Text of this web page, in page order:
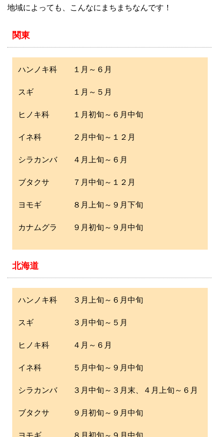
地域によっても、こんなにまちまちなんです！
関東
ハンノキ科 １月～６月
スギ １月～５月
ヒノキ科 １月初旬～６月中旬
イネ科 ２月中旬～１２月
シラカンバ ４月上旬～６月
ブタクサ ７月中旬～１２月
ヨモギ ８月上旬～９月下旬
カナムグラ ９月初旬～９月中旬
北海道
ハンノキ科 ３月上旬～６月中旬
スギ ３月中旬～５月
ヒノキ科 ４月～６月
イネ科 ５月中旬～９月中旬
シラカンバ ３月中旬～３月末、４月上旬～６月
ブタクサ ９月初旬～９月中旬
ヨモギ ８月初旬～９月中旬